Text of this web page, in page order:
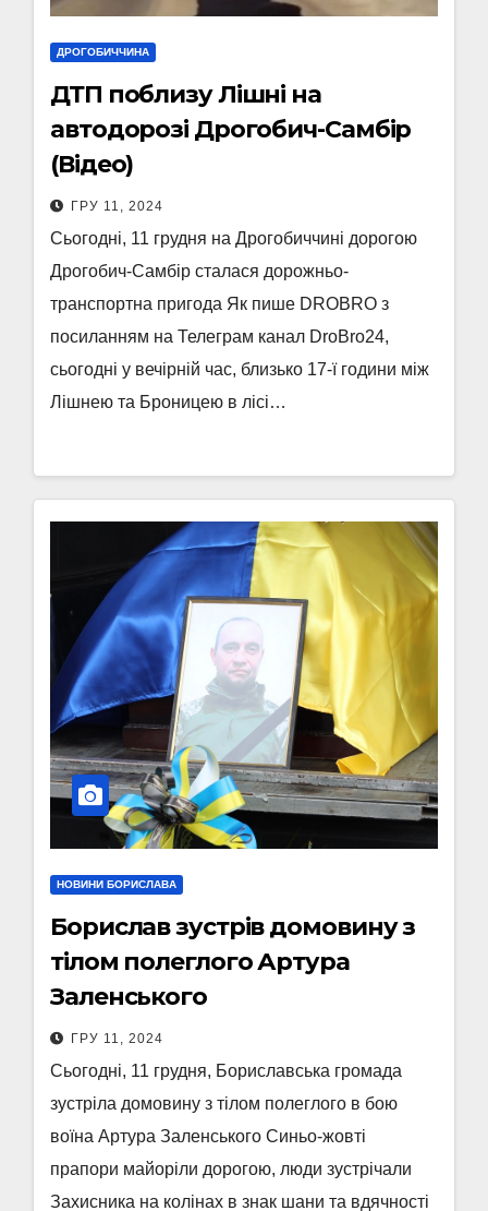
ДРОГОБИЧЧИНА
ДТП поблизу Лішні на
автодорозі Дрогобич-Самбір
(Відео)
ГРУ 11, 2024
Сьогодні, 11 грудня на Дрогобиччині дорогою
Дрогобич-Самбір сталася дорожньо-
транспортна пригода Як пише DROBRO з
посиланням на Телеграм канал DroBro24,
сьогодні у вечірній час, близько 17-ї години між
Лішнею та Броницею в лісі…
НОВИНИ БОРИСЛАВА
Борислав зустрів домовину з
тілом полеглого Артура
Заленського
ГРУ 11, 2024
Сьогодні, 11 грудня, Бориславська громада
зустріла домовину з тілом полеглого в бою
воїна Артура Заленського Синьо-жовті
прапори майоріли дорогою, люди зустрічали
Захисника на колінах в знак шани та вдячності